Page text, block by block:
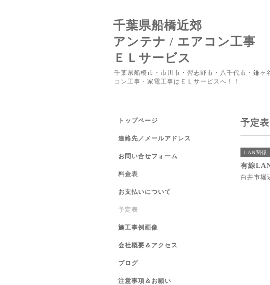
千葉県船橋近郊
アンテナ / エアコン工事
ＥＬサービス
千葉県船橋市・市川市・習志野市・八千代市・鎌
コン工事・家電工事はＥＬサービスへ！！
予定表
LAN関係
有線
白井市堀
トップページ
連絡先／メールアドレス
お問い合せフォーム
料金表
お支払いについて
予定表
施工事例画像
会社概要＆アクセス
ブログ
注意事項＆お願い